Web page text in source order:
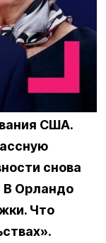
США.
снова
В Орландо
Что